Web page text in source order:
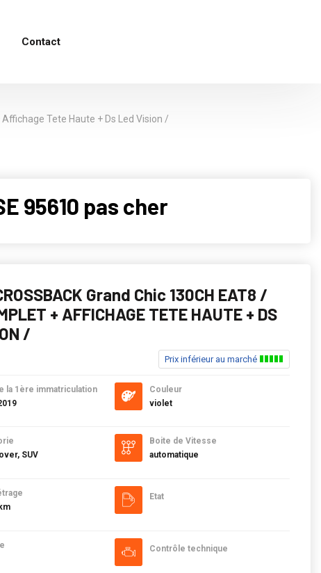
Contact
Tete Haute + Ds Led Vision /
95610 pas cher
Grand Chic 130CH EAT8 /
+ AFFICHAGE TETE HAUTE + DS
/
Prix inférieur au marché
la 1ère immatriculation
SUV
Couleur
violet
Boite de Vitesse
automatique
Etat
Contrôle technique